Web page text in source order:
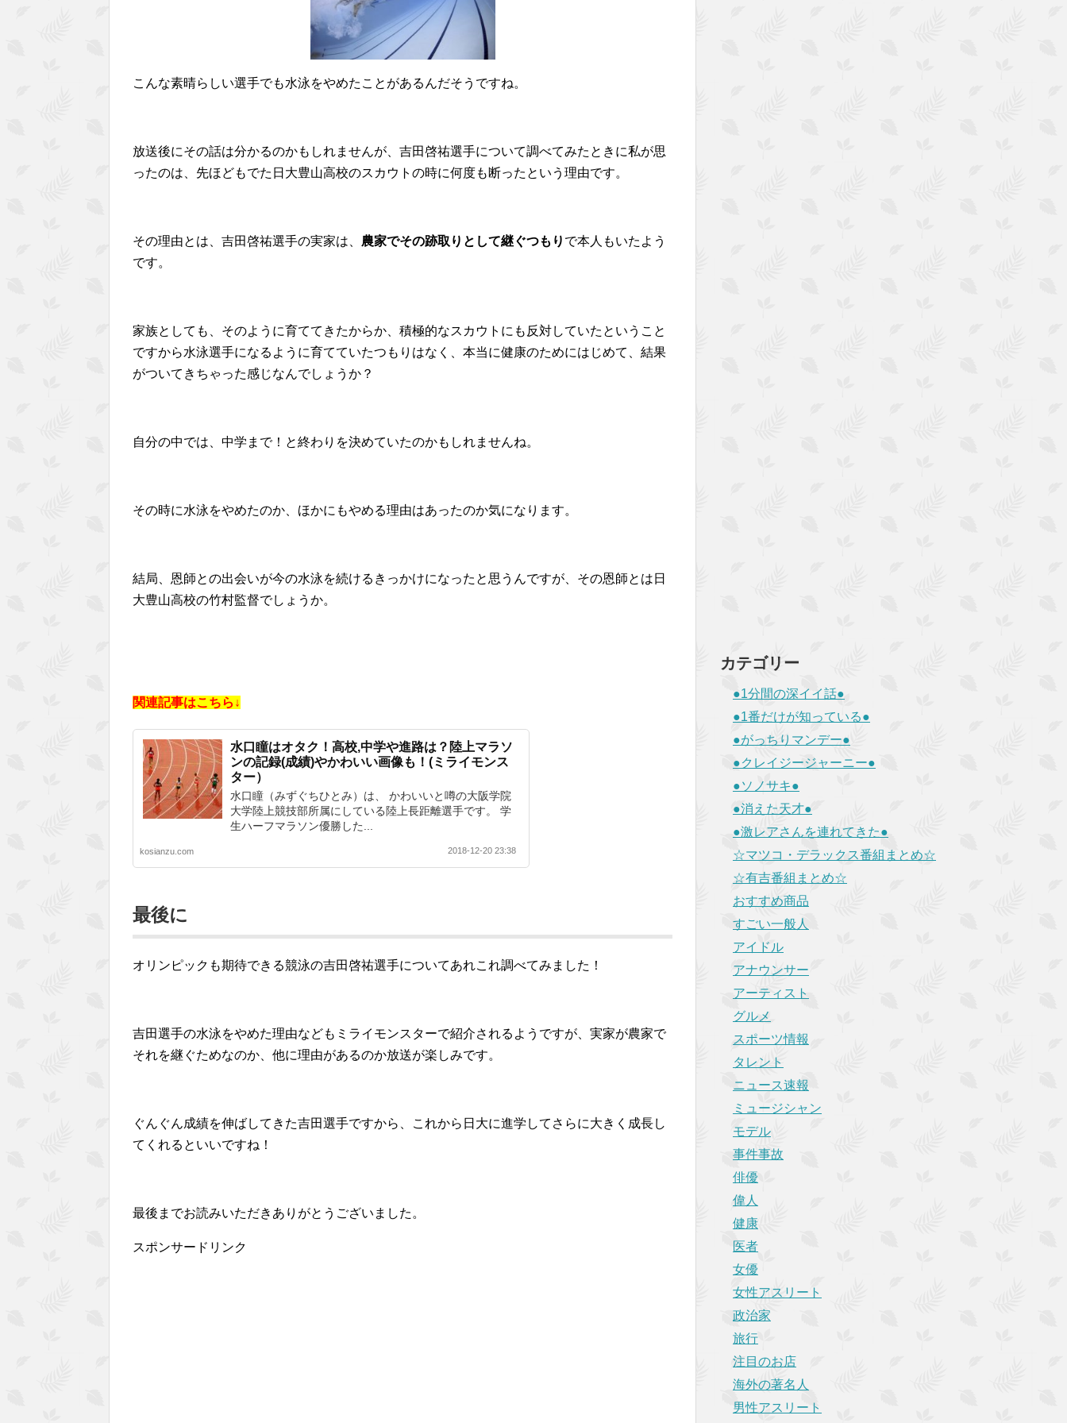
こんな素晴らしい選手でも水泳をやめたことがあるんだそうですね。
放送後にその話は分かるのかもしれませんが、吉田啓祐選手について調べてみたときに私が思
ったのは、先ほどもでた日大豊山高校のスカウトの時に何度も断ったという理由です。
その理由とは、吉田啓祐選手の実家は、 農家でその跡取りとして継ぐつもり で本人もいたよう
です。
家族としても、そのように育ててきたからか、積極的なスカウトにも反対していたということ
ですから水泳選手になるように育てていたつもりはなく、本当に健康のためにはじめて、結果
がついてきちゃった感じなんでしょうか？
自分の中では、中学まで！と終わりを決めていたのかもしれませんね。
その時に水泳をやめたのか、ほかにもやめる理由はあったのか気になります。
結局、恩師との出会いが今の水泳を続けるきっかけになったと思うんですが、その恩師とは日
大豊山高校の竹村監督でしょうか。
関連記事はこちら↓
水口瞳はオタク！高校,中学や進路は？陸上マラソ
ンの記録(成績)やかわいい画像も！(ミライモンス
ター）
水口瞳（みずぐちひとみ）は、 かわいいと噂の大阪学院
大学陸上競技部所属にしている陸上長距離選手です。 学
生ハーフマラソン優勝した...
kosianzu.com 2018-12-20 23:38
最後に
オリンピックも期待できる競泳の吉田啓祐選手についてあれこれ調べてみました！
吉田選手の水泳をやめた理由などもミライモンスターで紹介されるようですが、実家が農家で
それを継ぐためなのか、他に理由があるのか放送が楽しみです。
ぐんぐん成績を伸ばしてきた吉田選手ですから、これから日大に進学してさらに大きく成長し
てくれるといいですね！
最後までお読みいただきありがとうございました。
スポンサードリンク
カテゴリー
●1分間の深イイ話●
●1番だけが知っている●
●がっちりマンデー●
●クレイジージャーニー●
●ソノサキ●
●消えた天才●
●激レアさんを連れてきた●
☆マツコ・デラックス番組まとめ☆
☆有吉番組まとめ☆
おすすめ商品
すごい一般人
アイドル
アナウンサー
アーティスト
グルメ
スポーツ情報
タレント
ニュース速報
ミュージシャン
モデル
事件事故
俳優
偉人
健康
医者
女優
女性アスリート
政治家
旅行
注目のお店
海外の著名人
男性アスリート